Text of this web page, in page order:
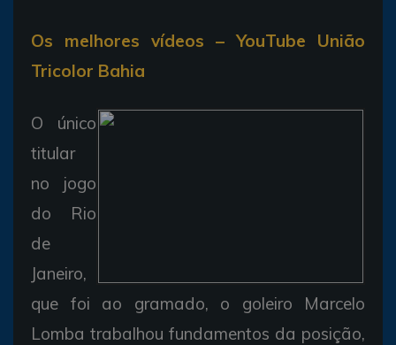
Os melhores vídeos – YouTube União
Tricolor Bahia
O único
titular
no jogo
do Rio
de
Janeiro,
que foi ao gramado, o goleiro Marcelo
Lomba trabalhou fundamentos da posição,